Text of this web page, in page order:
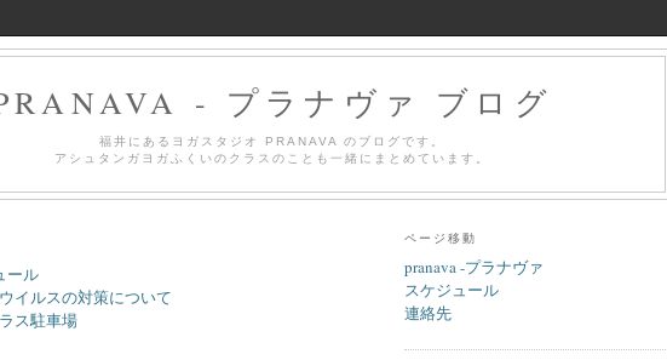
- プラナヴァ ブログ
福井にあるヨガスタジオ PRANAVA のブログです。
アシュタンガヨガふくいのクラスのことも一緒にまとめています。
ール
イルスの対策について
ス駐車場
ページ移動
pranava -プラナヴァ
スケジュール
連絡先